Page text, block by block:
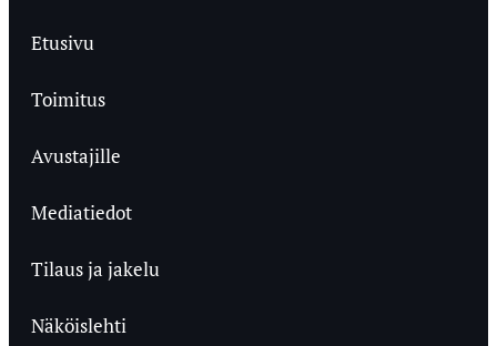
Etusivu
Toimitus
Avustajille
Mediatiedot
Tilaus ja jakelu
Näköislehti